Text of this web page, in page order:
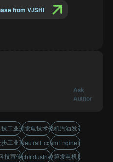
from VJSHI
Ask
Author
工业进程
能源发电技术创新内燃机汽油发动机
步工业革命
CarbonNeutralEcoConcept
WattSteamEngineInvention
技宣传片
法拉第发电机原理